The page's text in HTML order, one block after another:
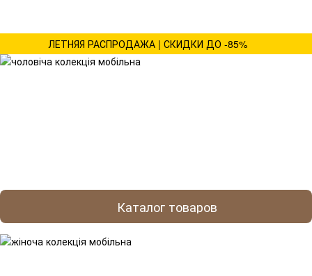
ЛЕТНЯЯ РАСПРОДАЖА | СКИДКИ ДО -85%
Каталог товаров